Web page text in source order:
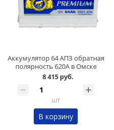
Аккумулятор 64 АПЗ обратная
полярность 620А в Омске
8 415 руб.
шт
В корзину